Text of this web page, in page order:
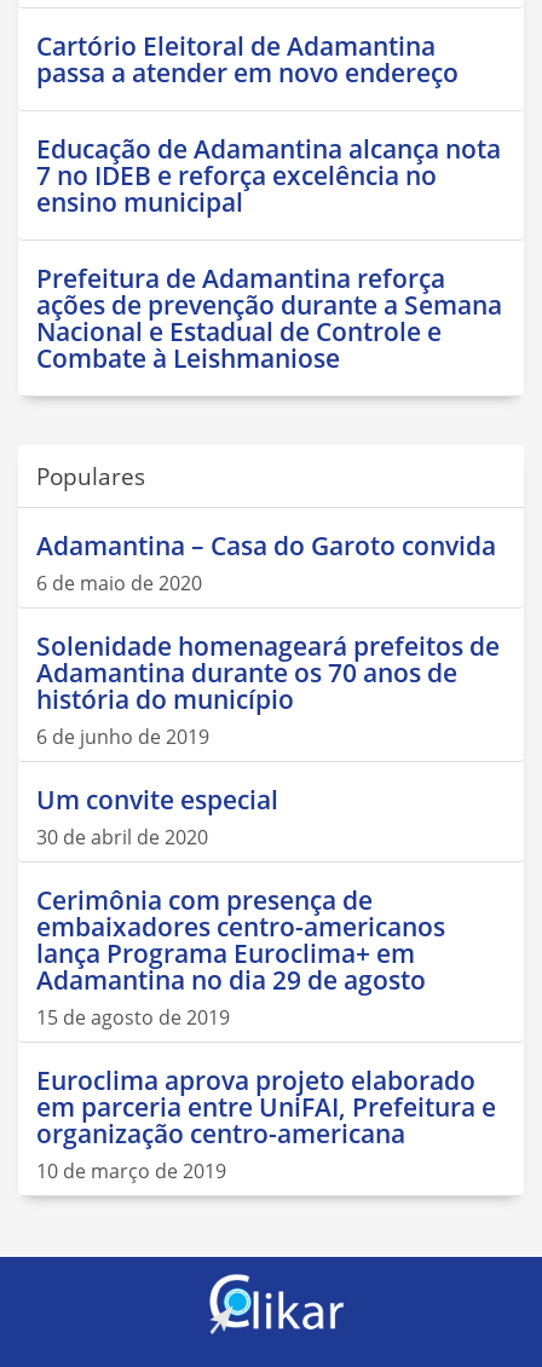
Cartório Eleitoral de Adamantina
passa a atender em novo endereço
Educação de Adamantina alcança nota
7 no IDEB e reforça excelência no
ensino municipal
Prefeitura de Adamantina reforça
ações de prevenção durante a Semana
Nacional e Estadual de Controle e
Combate à Leishmaniose
Populares
Adamantina – Casa do Garoto convida
6 de maio de 2020
Solenidade homenageará prefeitos de
Adamantina durante os 70 anos de
história do município
6 de junho de 2019
Um convite especial
30 de abril de 2020
Cerimônia com presença de
embaixadores centro-americanos
lança Programa Euroclima+ em
Adamantina no dia 29 de agosto
15 de agosto de 2019
Euroclima aprova projeto elaborado
em parceria entre UniFAI, Prefeitura e
organização centro-americana
10 de março de 2019